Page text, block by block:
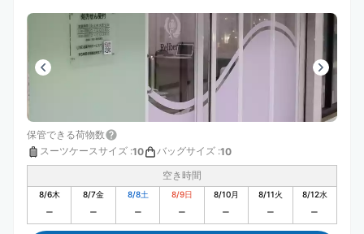
保管できる荷物数
スーツケースサイズ :10 バッグサイズ :10
空き時間
8/6木 8/7金 8/8土 8/9日 8/10月 8/11火 8/12水